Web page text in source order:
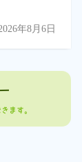
年8月6日
ます。